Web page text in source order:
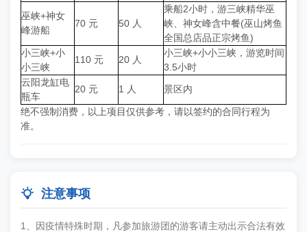
巫峡+神女
峰游船
70 元 50 人
乘船2小时，游三峡精华巫
峡、神女峰含中餐(巫山烤鱼
全国总店品正宗烤鱼)
小三峡+小
小三峡
110 元 20 人
小三峡+小小三峡，游览时间
3.5小时
云阳龙缸电
瓶车
20 元 1 人 景区内
绝不强制消费，以上项目仅供参考，请以签约的合同行程为
准。
 注意事项
1、因疫情特殊时期，凡参加旅游团的游客请主动出示合法有效